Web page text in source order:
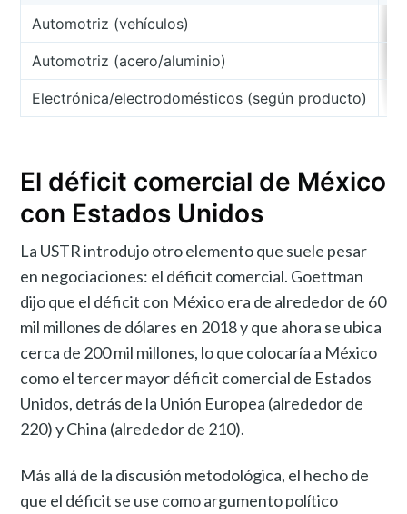
Automotriz (vehículos)
Automotriz (acero/aluminio)
Electrónica/electrodomésticos (según producto)
El déficit comercial de México
con Estados Unidos
La USTR introdujo otro elemento que suele pesar
en negociaciones: el déficit comercial. Goettman
dijo que el déficit con México era de alrededor de 60
mil millones de dólares en 2018 y que ahora se ubica
cerca de 200 mil millones, lo que colocaría a México
como el tercer mayor déficit comercial de Estados
Unidos, detrás de la Unión Europea (alrededor de
220) y China (alrededor de 210).
Más allá de la discusión metodológica, el hecho de
que el déficit se use como argumento político